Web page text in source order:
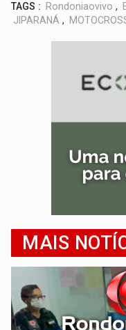
TAGS : Rondoniaovivo ,
JIPARANÁ ,
MAIS